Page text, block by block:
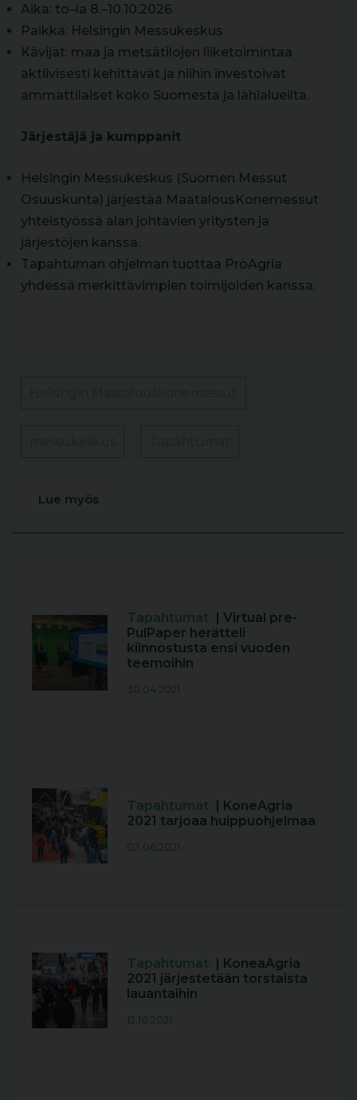
Aika: to–la 8.–10.10.2026
Paikka: Helsingin Messukeskus
Kävijät: maa ja metsätilojen liiketoimintaa
aktiivisesti kehittävät ja niihin investoivat
ammattilaiset koko Suomesta ja lähialueilta.
Järjestäjä ja kumppanit
Helsingin Messukeskus (Suomen Messut
Osuuskunta) järjestää MaatalousKonemessut
yhteistyössä alan johtavien yritysten ja
järjestöjen kanssa.
Tapahtuman ohjelman tuottaa ProAgria
yhdessä merkittävimpien toimijoiden kanssa.
Lue myös
Tapahtumat | Virtual pre-
PulPaper herätteli
kiinnostusta ensi vuoden
teemoihin
30.04.2021
Tapahtumat | KoneAgria
2021 tarjoaa huippuohjelmaa
03.06.2021
Tapahtumat | KoneaAgria
2021 järjestetään torstaista
lauantaihin
12.10.2021